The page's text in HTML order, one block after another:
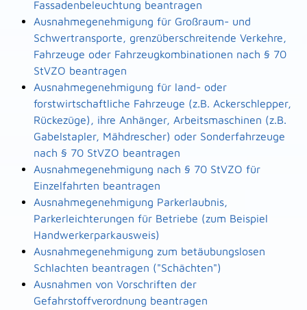
Fassadenbeleuchtung beantragen
Ausnahmegenehmigung für Großraum- und
Schwertransporte, grenzüberschreitende Verkehre,
Fahrzeuge oder Fahrzeugkombinationen nach § 70
StVZO beantragen
Ausnahmegenehmigung für land- oder
forstwirtschaftliche Fahrzeuge (z.B. Ackerschlepper,
Rückezüge), ihre Anhänger, Arbeitsmaschinen (z.B.
Gabelstapler, Mähdrescher) oder Sonderfahrzeuge
nach § 70 StVZO beantragen
Ausnahmegenehmigung nach § 70 StVZO für
Einzelfahrten beantragen
Ausnahmegenehmigung Parkerlaubnis,
Parkerleichterungen für Betriebe (zum Beispiel
Handwerkerparkausweis)
Ausnahmegenehmigung zum betäubungslosen
Schlachten beantragen ("Schächten")
Ausnahmen von Vorschriften der
Gefahrstoffverordnung beantragen